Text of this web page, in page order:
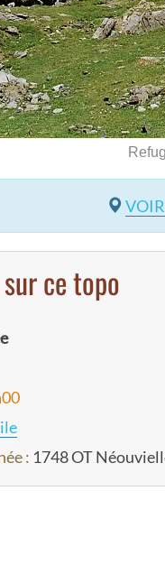
ce topo
: 1748 OT